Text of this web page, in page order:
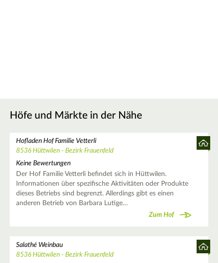
Höfe und Märkte in der Nähe
Hofladen Hof Familie Vetterli
8536 Hüttwilen - Bezirk Frauenfeld
Keine Bewertungen
Der Hof Familie Vetterli befindet sich in Hüttwilen.
Informationen über spezifische Aktivitäten oder Produkte
dieses Betriebs sind begrenzt. Allerdings gibt es einen
anderen Betrieb von Barbara Lutige…
Zum Hof
Salathé Weinbau
8536 Hüttwilen - Bezirk Frauenfeld